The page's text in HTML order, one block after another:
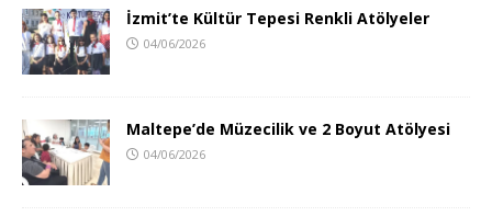
İzmit’te Kültür Tepesi Renkli Atölyeler
04/06/2026
Maltepe’de Müzecilik ve 2 Boyut Atölyesi
04/06/2026